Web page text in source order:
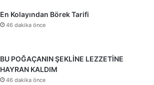
En Kolayından Börek Tarifi
46 dakika önce
BU POĞAÇANIN ŞEKLİNE LEZZETİNE
HAYRAN KALDIM
46 dakika önce